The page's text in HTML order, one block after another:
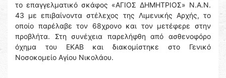
το επαγγελματικό σκάφος «ΑΓΙΟΣ ΔΗΜΗΤΡΙΟΣ» Ν.Α.Ν.
43 με επιβαίνοντα στέλεχος της Λιμενικής Αρχής, το
οποίο παρέλαβε τον 68χρονο και τον μετέφερε στην
προβλήτα. Στη συνέχεια παρελήφθη από ασθενοφόρο
όχημα του ΕΚΑΒ και διακομίστηκε στο Γενικό
Νοσοκομείο Αγίου Νικολάου.